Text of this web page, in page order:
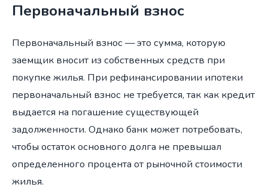
Первоначальный взнос
Первоначальный взнос — это сумма, которую
заемщик вносит из собственных средств при
покупке жилья. При рефинансировании ипотеки
первоначальный взнос не требуется, так как кредит
выдается на погашение существующей
задолженности. Однако банк может потребовать,
чтобы остаток основного долга не превышал
определенного процента от рыночной стоимости
жилья.